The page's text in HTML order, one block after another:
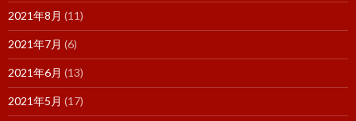
2021年8月 (11)
2021年7月 (6)
2021年6月 (13)
2021年5月 (17)